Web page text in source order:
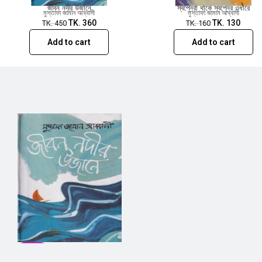
জীবন নদীর উজানে
মুস্তাফা জামান আব্বাসী
TK.450 TK. 360
Add to cart
স্বপ্নেরা থাকে স্বপ্নের ওধারে
মুস্তাফা জামান আব্বাসী
TK.160 TK. 130
Add to cart